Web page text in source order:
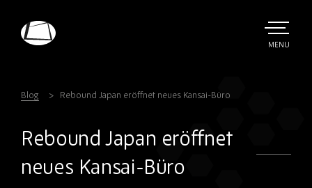
TOGGLE
MENU
Blog Rebound Japan eröffnet neues Kansai-Büro
Rebound Japan eröffnet
neues Kansai-Büro